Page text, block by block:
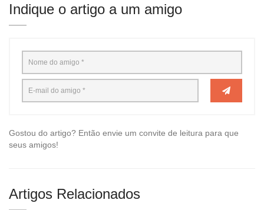
Indique o artigo a um amigo
Gostou do artigo? Então envie um convite de leitura para que
seus amigos!
Artigos Relacionados